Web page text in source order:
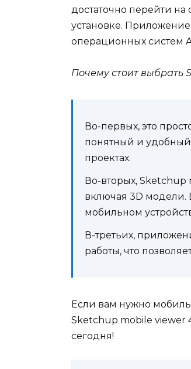
достаточно перейти
установке.
операционных систем
Почему стоит выбрать
Во-первых, это
понятный и удобный
проектах.
Во-вторых,
включая 3D модели.
мобильном
В-третьих,
работы, что
Если вам нужно
Sketchup mobile viewer
сегодня!